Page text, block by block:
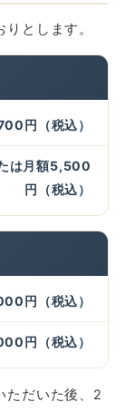
とします。
円（税込）
は月額5,500
円（税込）
円（税込）
円（税込）
ただいた後、2